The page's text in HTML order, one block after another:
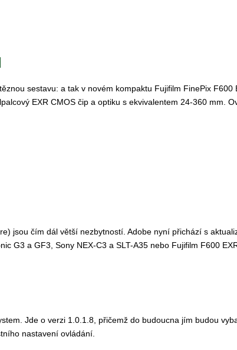
sestavu: a tak v novém kompaktu Fujifilm FinePix
EXR CMOS čip a optiku s ekvivalentem 24-360 mm.
jsou čím dál větší nezbytností. Adobe nyní přichází s
G3 a GF3, Sony NEX-C3 a SLT-A35 nebo Fujifilm F600
Jde o verzi 1.0.1.8, přičemž do budoucna jím budou
nastavení ovládání.